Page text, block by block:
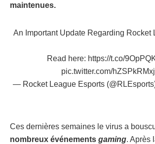
maintenues.
An Important Update Regarding Rocket
Read here: https://t.co/
pic.twitter.com/
— Rocket League Esports
Ces dernières semaines le virus a
nombreux événements gaming. Après